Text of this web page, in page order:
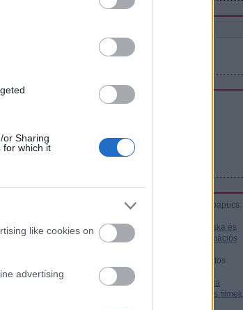
or Sharing
for which it
like cookies on
advertising
Keresés
Feedek
RSS 2.0
Friss topikok
marlechka:
@pipacsaripacspapucs:
(2018.01.26. 14:51
Cseburáska és
Krokodil Géna - Az orosz animációs
Nemtudomka csodálatos
kalandjai volt életem első...
(2016.12.24. 03:21
Nyeznajka
kalandjai - az orosz animációs filmek
Naftohaz